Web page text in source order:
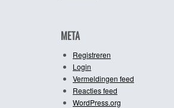
META
Registreren
Login
Vermeldingen feed
Reacties feed
WordPress.org